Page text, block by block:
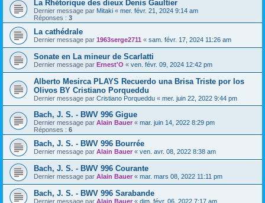
La Rhétorique des dieux Denis Gaultier
Dernier message par Mitaki « mer. févr. 21, 2024 9:14 am
Réponses : 3
La cathédrale
Dernier message par 1963serge2711 « sam. févr. 17, 2024 11:26 am
Sonate en La mineur de Scarlatti
Dernier message par Ernest'O « ven. févr. 09, 2024 12:42 pm
Alberto Mesirca PLAYS Recuerdo una Brisa Triste por los
Olivos BY Cristiano Porqueddu
Dernier message par Cristiano Porqueddu « mer. juin 22, 2022 9:44 pm
Bach, J. S. - BWV 996 Gigue
Dernier message par Alain Bauer « mar. juin 14, 2022 8:29 pm
Réponses : 6
Bach, J. S. - BWV 996 Bourrée
Dernier message par Alain Bauer « ven. avr. 08, 2022 8:38 am
Bach, J. S. - BWV 996 Courante
Dernier message par Alain Bauer « mar. mars 08, 2022 11:11 pm
Bach, J. S. - BWV 996 Sarabande
Dernier message par Alain Bauer « dim. févr. 06, 2022 7:17 am